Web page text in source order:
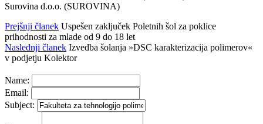
Surovina d.o.o. (SUROVINA)
Prejšnji članek Uspešen zaključek Poletnih šol za poklice
prihodnosti za mlade od 9 do 18 let
Naslednji članek Izvedba šolanja »DSC karakterizacija polimerov«
v podjetju Kolektor
Name:
Email:
Subject: